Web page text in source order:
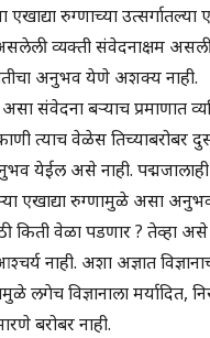
रुग्णाच्या उत्सर्गातल्या
व्यक्ती संवेदनाक्षम
अनुभव येणे अशक्य नाही.
संवेदना बऱ्याच प्रमाणात
त्याच वेळेस तिच्याबरोबर
येईल असे नाही. पद्मजालाही
एखाद्या रुग्णामुळे असा
किती वेळा पडणार ? तेव्हा
नाही. अशा अज्ञात
लगेच विज्ञानाला मर्यादित,
बरोबर नाही.